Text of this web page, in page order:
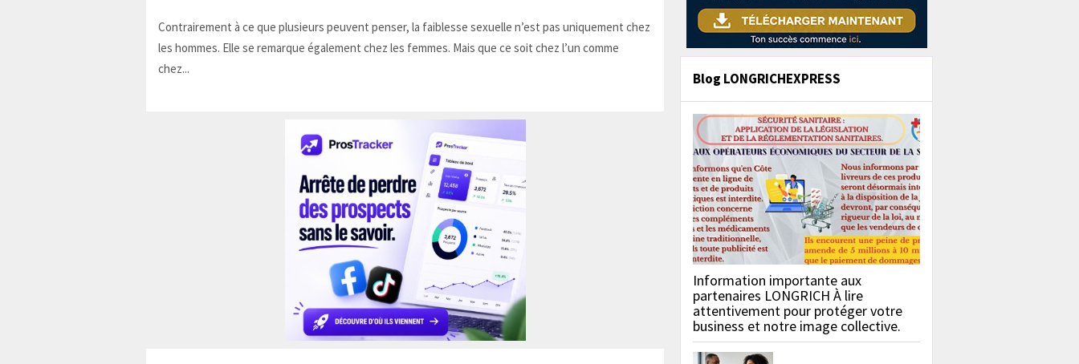
Contrairement à ce que plusieurs peuvent penser, la faiblesse sexuelle n’est pas uniquement chez
les hommes. Elle se remarque également chez les femmes. Mais que ce soit chez l’un comme
chez...
Blog LONGRICHEXPRESS
Information importante aux
partenaires LONGRICH À lire
attentivement pour protéger votre
business et notre image collective.